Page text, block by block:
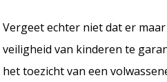
Vergeet echter niet dat er
veiligheid van kinderen te
het toezicht van een